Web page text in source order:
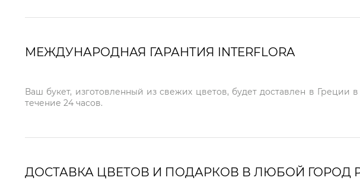
МЕЖДУНАРОДНАЯ ГАРАНТИЯ INTERFLORA
Ваш букет, изготовленный из свежих цветов, будет доставлен в
течение 24 часов.
ДОСТАВКА ЦВЕТОВ И ПОДАРКОВ В ЛЮБОЙ ГОРОД